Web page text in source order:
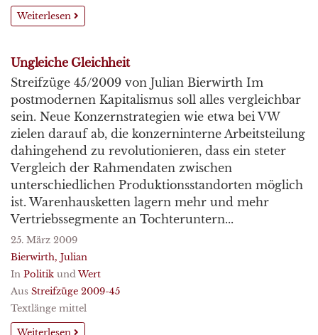
Weiterlesen
Ungleiche Gleichheit
Streifzüge 45/2009 von Julian Bierwirth Im
postmodernen Kapitalismus soll alles vergleichbar
sein. Neue Konzernstrategien wie etwa bei VW
zielen darauf ab, die konzerninterne Arbeitsteilung
dahingehend zu revolutionieren, dass ein steter
Vergleich der Rahmendaten zwischen
unterschiedlichen Produktionsstandorten möglich
ist. Warenhausketten lagern mehr und mehr
Vertriebssegmente an Tochteruntern...
25. März 2009
Bierwirth, Julian
In Politik undWert
Aus Streifzüge 2009-45
Textlänge mittel
Weiterlesen